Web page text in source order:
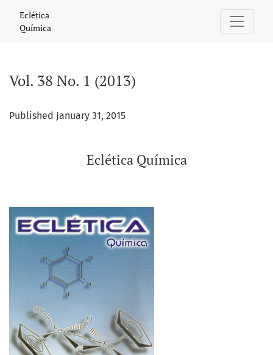
Eclética
Química
Vol. 38 No. 1 (2013)
Published January 31, 2015
Eclética Química